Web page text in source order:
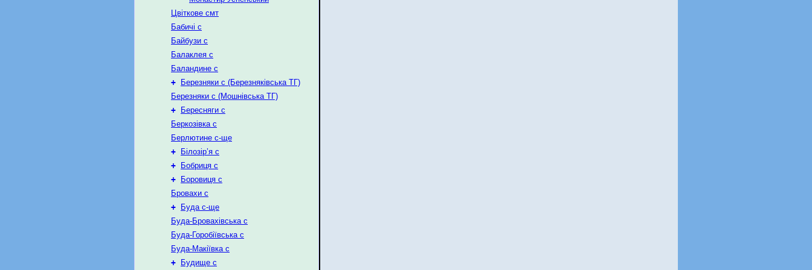
Цвіткове смт
Бабичі с
Байбузи с
Балаклея с
Баландине с
+
Березняки с (Березняківська ТГ)
Березняки с (Мошнівська ТГ)
+
Бересняги с
Беркозівка с
Берлютине с-ще
+
Білозір’я с
+
Бобриця с
+
Боровиця с
Бровахи с
+
Буда с-ще
Буда-Бровахівська с
Буда-Горобіївська с
Буда-Макіївка с
+
Будище с